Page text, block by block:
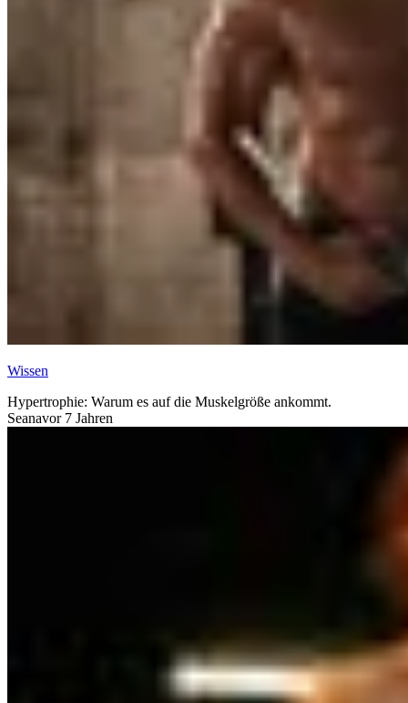
Wissen
Hypertrophie: Warum es auf die Muskelgröße ankommt.
Seanavor 7 Jahren